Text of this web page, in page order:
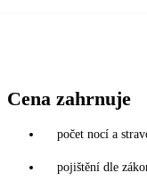
Cena zahrnuje
počet nocí a
pojištění dle